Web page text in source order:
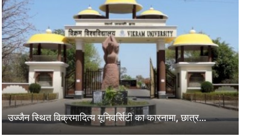
उज्जैन स्थित विक्रमादित्य यूनिवर्सिटी का कारनामा, छात्र...